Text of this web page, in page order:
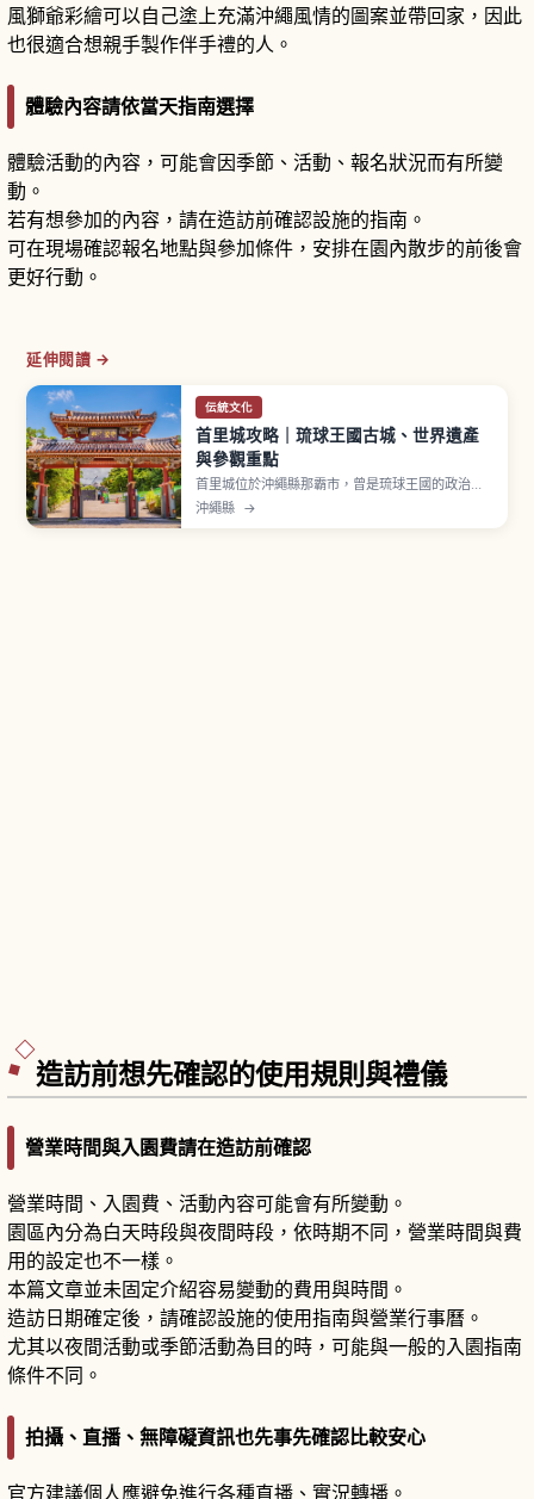
風獅爺彩繪可以自己塗上充滿沖繩風情的圖案並帶回家，因此
也很適合想親手製作伴手禮的人。
體驗內容請依當天指南選擇
體驗活動的內容，可能會因季節、活動、報名狀況而有所變
動。
若有想參加的內容，請在造訪前確認設施的指南。
可在現場確認報名地點與參加條件，安排在園內散步的前後會
更好行動。
延伸閱讀 →
伝統文化
首里城攻略｜琉球王國古城、世界遺產
與參觀重點
首里城位於沖繩縣那霸市，曾是琉球王國的政治、
外交與文化中心，繁榮約450年。據稱於14世紀左
沖繩縣 →
造訪前想先確認的使用規則與禮儀
營業時間與入園費請在造訪前確認
營業時間、入園費、活動內容可能會有所變動。
園區內分為白天時段與夜間時段，依時期不同，營業時間與費
用的設定也不一樣。
本篇文章並未固定介紹容易變動的費用與時間。
造訪日期確定後，請確認設施的使用指南與營業行事曆。
尤其以夜間活動或季節活動為目的時，可能與一般的入園指南
條件不同。
拍攝、直播、無障礙資訊也先事先確認比較安心
官方建議個人應避免進行各種直播、實況轉播。